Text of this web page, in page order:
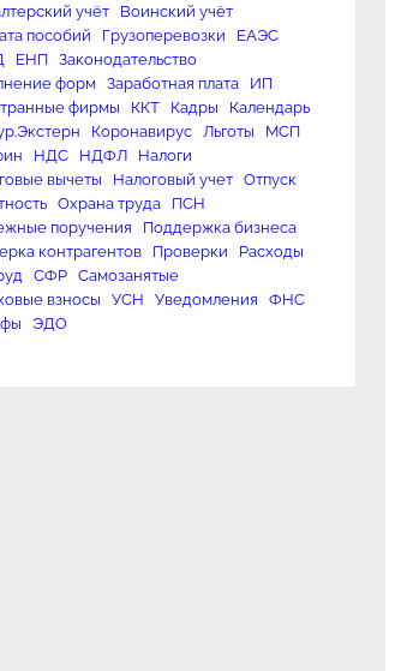
учёт
Воинский учёт
пособий
Грузоперевозки
ЕАЭС
ЕНП
Законодательство
форм
Заработная плата
ИП
фирмы
ККТ Кадры
Календарь
Коронавирус Льготы
МСП
НДС НДФЛ
Налоги
вычеты
Налоговый учет
Отпуск
Охрана труда
ПСН
поручения
Поддержка бизнеса
контрагентов
Проверки
Расходы
СФР
Самозанятые
взносы
УСН Уведомления
ФНС
ЭДО